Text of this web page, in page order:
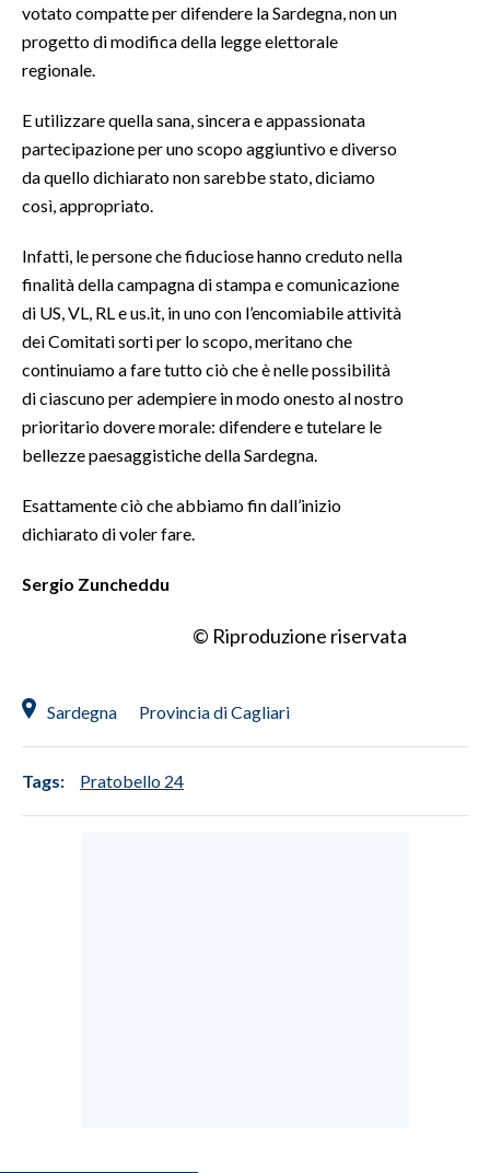
votato compatte per difendere la Sardegna, non un
progetto di modifica della legge elettorale
regionale.
E utilizzare quella sana, sincera e appassionata
partecipazione per uno scopo aggiuntivo e diverso
da quello dichiarato non sarebbe stato, diciamo
così, appropriato.
Infatti, le persone che fiduciose hanno creduto nella
finalità della campagna di stampa e comunicazione
di US, VL, RL e us.it, in uno con l’encomiabile attività
dei Comitati sorti per lo scopo, meritano che
continuiamo a fare tutto ciò che è nelle possibilità
di ciascuno per adempiere in modo onesto al nostro
prioritario dovere morale: difendere e tutelare le
bellezze paesaggistiche della Sardegna.
Esattamente ciò che abbiamo fin dall’inizio
dichiarato di voler fare.
Sergio Zuncheddu
© Riproduzione riservata
Sardegna Provincia di Cagliari
Tags: Pratobello 24